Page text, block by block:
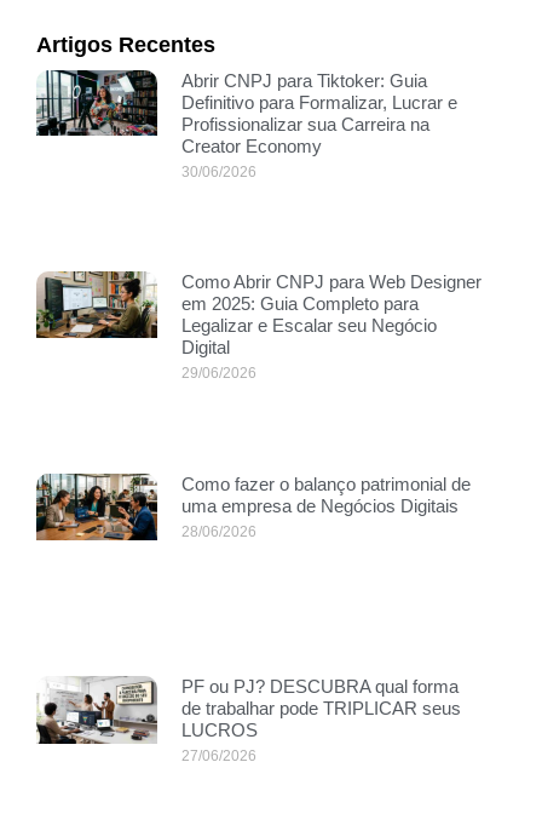
Artigos Recentes
Abrir CNPJ para Tiktoker: Guia
Definitivo para Formalizar, Lucrar e
Profissionalizar sua Carreira na
Creator Economy
30/06/2026
Como Abrir CNPJ para Web Designer
em 2025: Guia Completo para
Legalizar e Escalar seu Negócio
Digital
29/06/2026
Como fazer o balanço patrimonial de
uma empresa de Negócios Digitais
28/06/2026
PF ou PJ? DESCUBRA qual forma
de trabalhar pode TRIPLICAR seus
LUCROS
27/06/2026